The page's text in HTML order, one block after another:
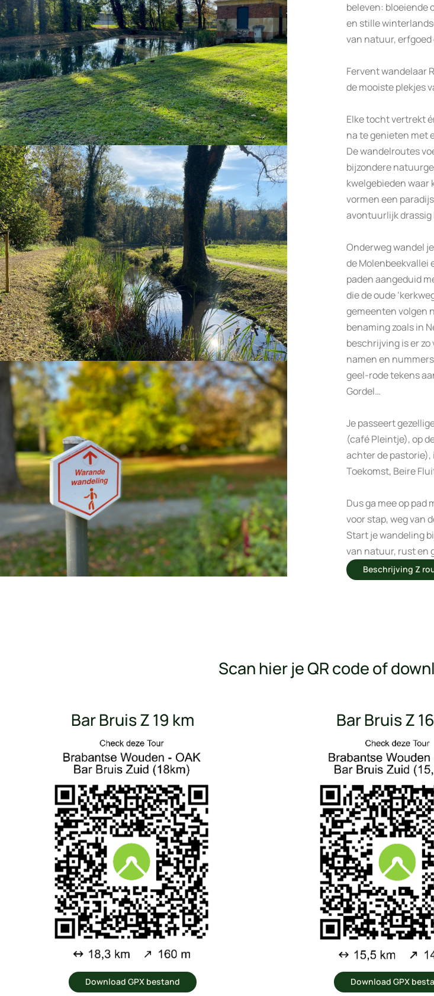
beleven: bloeiende
en stille
van natuur, erfgoed
Fervent wandelaar
de mooiste plekjes
Elke tocht vertrekt
na te genieten met
De wandelroutes
bijzondere
kwelgebieden waar
vormen een
avontuurlijk
Onderweg wandel
de Molenbeekvallei
paden aangeduid
die de oude
gemeenten volgen
benaming zoals in
beschrijving is er
namen en
geel-rode tekens
Gordel…
Je passeert
(café Pleintje), op
achter de pastorie),
Toekomst, Beire
Dus ga mee op pad
voor stap, weg van
Start je wandeling
van natuur, rust en
Beschrijving Z
Scan hier je QR code of
Bar Bruis Z 19 km
Download GPX bestand
Bar Bruis Z
Download GPX